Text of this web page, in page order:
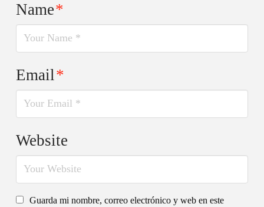
Name*
Email*
Website
Guarda mi nombre, correo electrónico y web en este